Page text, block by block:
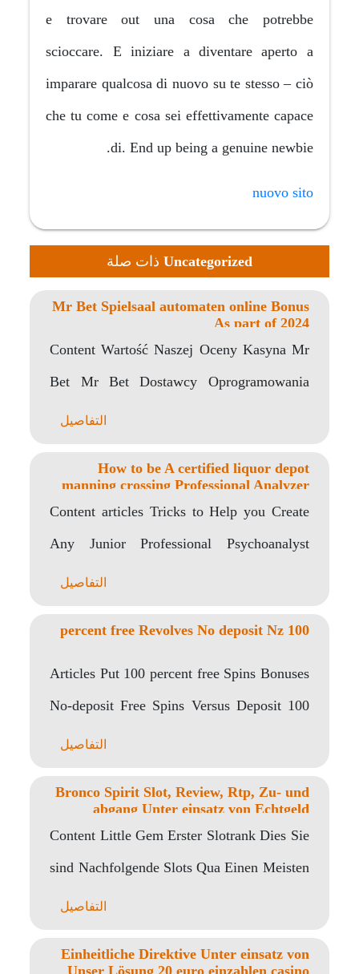
e trovare out una cosa
scioccare. E iniziare a
imparare qualcosa di nuovo
che tu come e cosa sei
di. End up being a
ذات صلة
Mr Bet Spielsaal
Content Wartość Naszej
Bet Mr Bet Dostawcy
How to be A
manning crossing
Content articles Tricks to
Any Junior Professional
Articles Put 100 percent free
No-deposit Free Spins
Bronco Spirit Slot,
abgang Unter
Content Little Gem Erster
sind Nachfolgende Slots Qua
Einheitliche Direktive
Unser Lösung 20 euro